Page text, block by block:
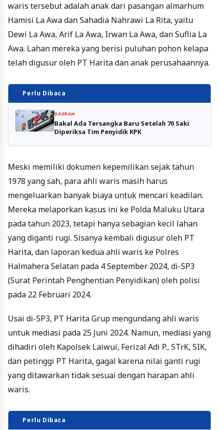
waris tersebut adalah anak dari pasangan almarhum
Hamisi La Awa dan Sahadia Nahrawi La Rita, yaitu
Dewi La Awa, Arif La Awa, Irwan La Awa, dan Suflia La
Awa. Lahan mereka yang berisi puluhan pohon kelapa
telah digusur oleh PT Harita dan anak perusahaannya.
Perlu Dibaca
DAERAH
Bakal Ada Tersangka Baru Setelah 70 Saki
Diperiksa Tim Penyidik KPK
Meski memiliki dokumen kepemilikan sejak tahun
1978 yang sah, para ahli waris masih harus
mengeluarkan banyak biaya untuk mencari keadilan.
Mereka melaporkan kasus ini ke Polda Maluku Utara
pada tahun 2023, tetapi hanya sebagian kecil lahan
yang diganti rugi. Sisanya kembali digusur oleh PT
Harita, dan laporan kedua ahli waris ke Polres
Halmahera Selatan pada 4 September 2024, di-SP3
(Surat Perintah Penghentian Penyidikan) oleh polisi
pada 22 Februari 2024.
Usai di-SP3, PT Harita Grup mengundang ahli waris
untuk mediasi pada 25 Juni 2024. Namun, mediasi yang
dihadiri oleh Kapolsek Laiwui, Ferizal Adi P., STrK, SIK,
dan petinggi PT Harita, gagal karena nilai ganti rugi
yang ditawarkan tidak sesuai dengan harapan ahli
waris.
Perlu Dibaca